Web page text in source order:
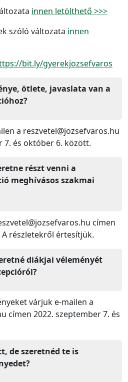
innen letölthető >>>
szóló változata innen
bit.ly/gyerekjozsefvaros
ötlete, javaslata van a
a reszvetel@jozsefvaros.hu
7. és október 6. között.
részt venni a
meghívásos szakmai
címen
részletekről értesítjük.
diákjai véleményét
várjuk e-mailen a
címen 2022. szeptember 7. és
de szeretnéd te is